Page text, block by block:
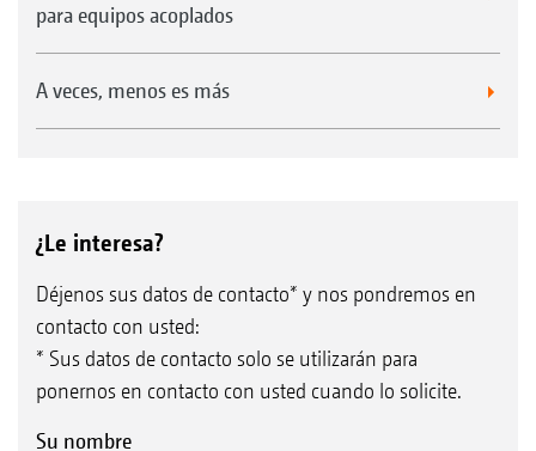
para equipos acoplados
A veces, menos es más
¿Le interesa?
Déjenos sus datos de contacto* y nos pondremos en
contacto con usted:
* Sus datos de contacto solo se utilizarán para
ponernos en contacto con usted cuando lo solicite.
Su nombre